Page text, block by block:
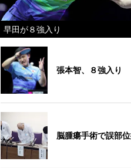
早田が８強入り
張本智、８強入り
脳腫瘍手術で誤部